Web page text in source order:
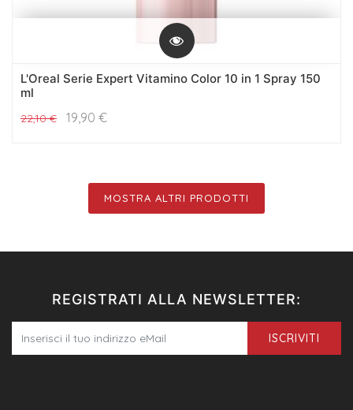
L'Oreal Serie Expert Vitamino Color 10 in 1 Spray 150
ml
22,10€ 19,90 €
MOSTRA ALTRI PRODOTTI
REGISTRATI ALLA NEWSLETTER:
ISCRIVITI